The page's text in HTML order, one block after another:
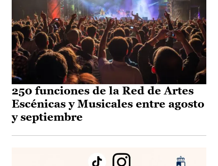
250 funciones de la Red de Artes
Escénicas y Musicales entre agosto
y septiembre